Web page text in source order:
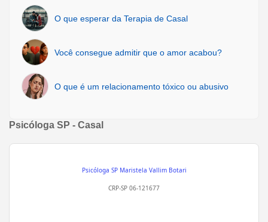
O que esperar da Terapia de Casal
Você consegue admitir que o amor acabou?
O que é um relacionamento tóxico ou abusivo
Psicóloga SP - Casal
Psicóloga SP Maristela Vallim Botari
CRP-SP 06-121677